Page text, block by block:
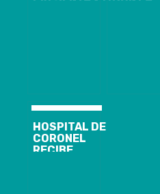
HOSPITAL DE
CORONEL
RECIBE